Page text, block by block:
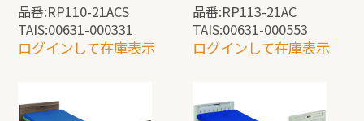
品番:RP110-21ACS
TAIS:00631-000331
ログインして在庫表示
品番:RP113-21AC
TAIS:00631-000553
ログインして在庫表示